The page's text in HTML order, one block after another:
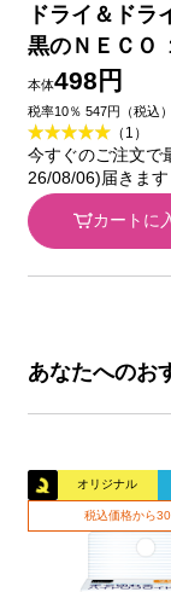
ドライ＆ド
黒のＮＥＣＯ
ｍＬｘ２ 白元
本体498円
税率10％ 547円（税込）
（1）
今すぐのご注文で
26/08/06)届きます
カートに
あなたへのお
オリジナル
税込価格から